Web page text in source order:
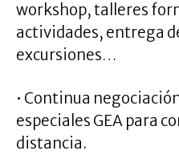
workshop, talleres
actividades, entrega
excursiones…
• Continua
especiales GEA para
distancia.